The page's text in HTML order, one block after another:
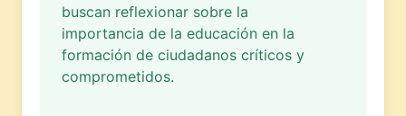
buscan reflexionar sobre la
importancia de la educación en la
formación de ciudadanos críticos y
comprometidos.